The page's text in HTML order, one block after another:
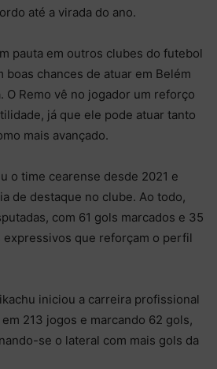
até a virada do ano.
pauta em outros clubes do futebol
boas chances de atuar em Belém
O Remo vê no jogador um reforço
já que ele pode atuar tanto
mais avançado.
o time cearense desde 2021 e
de destaque no clube. Ao todo,
com 61 gols marcados e 35
expressivos que reforçam o perfil
iniciou a carreira profissional
213 jogos e marcando 62 gols,
se o lateral com mais gols da